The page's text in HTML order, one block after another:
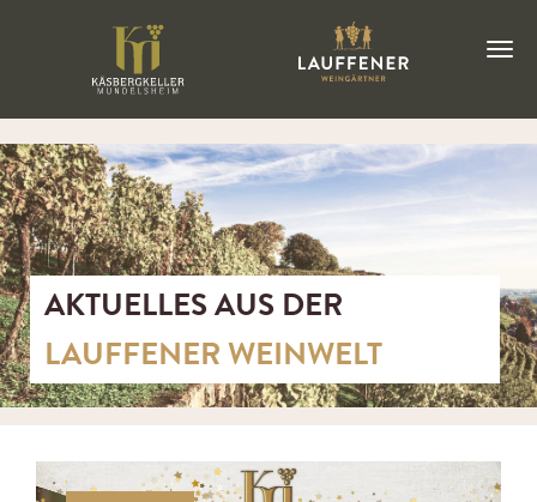
AKTUELLES AUS DER
LAUFFENER WEINWELT